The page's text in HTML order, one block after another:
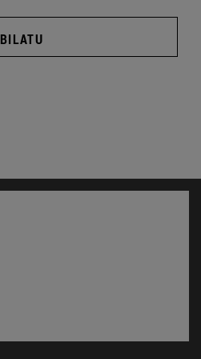
BILATU